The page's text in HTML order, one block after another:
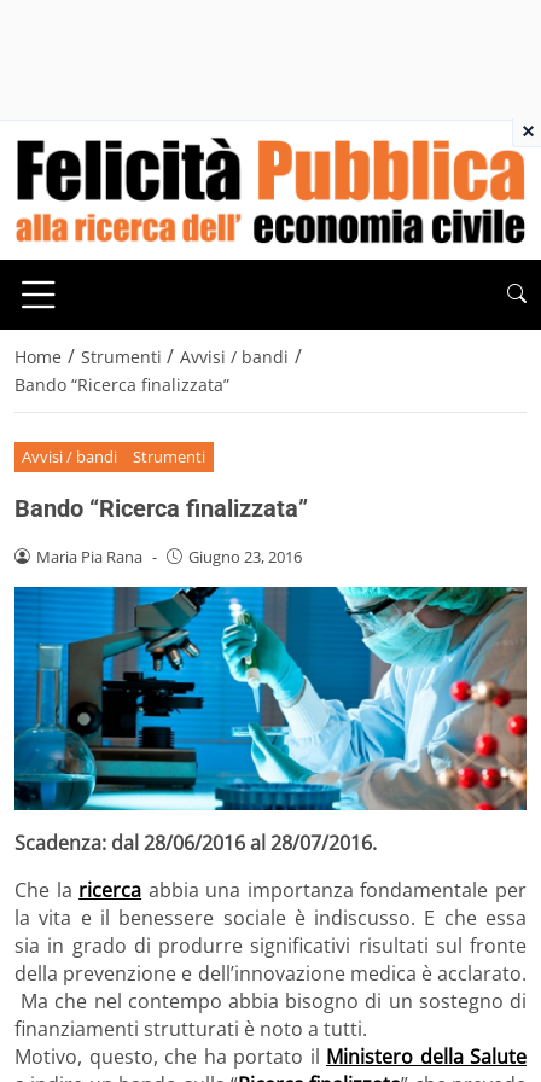
Home / Strumenti / Avvisi / bandi /
Bando “Ricerca finalizzata”
Avvisi / bandi Strumenti
Bando “Ricerca finalizzata”
Maria Pia Rana - Giugno 23, 2016
Scadenza: dal 28/06/2016 al 28/07/2016.
Che la ricerca abbia una importanza fondamentale per
la vita e il benessere sociale è indiscusso. E che essa
sia in grado di produrre significativi risultati sul fronte
della prevenzione e dell’innovazione medica è acclarato.
Ma che nel contempo abbia bisogno di un sostegno di
finanziamenti strutturati è noto a tutti.
Motivo, questo, che ha portato il Ministero della Salute
×